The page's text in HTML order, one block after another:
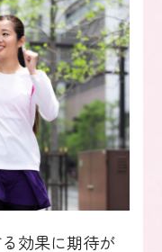
効果に期待が